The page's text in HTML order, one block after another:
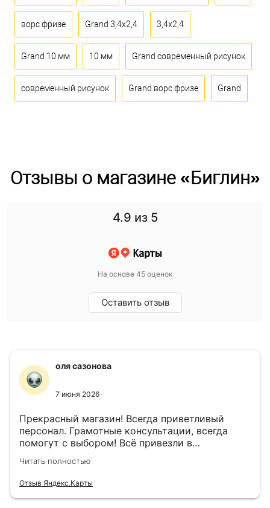
ворс фризе Grand 3,4x2,4 3,4x2,4
Grand 10 мм 10 мм Grand современный рисунок
современный рисунок Grand ворс фризе Grand
Отзывы о магазине «Биглин»
4.9 из 5
На основе 45 оценок
Оставить отзыв
оля сазонова
7 июня 2026
Прекрасный магазин! Всегда приветливый
персонал. Грамотные консультации, всегда
помогут с выбором! Всё привезли в
назначенный день!
Читать полностью
Отзыв Яндекс.Карты